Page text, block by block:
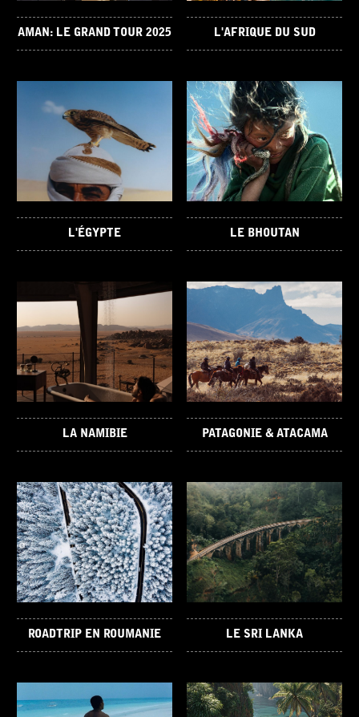
AMAN: LE GRAND TOUR 2025 L'AFRIQUE DU SUD
L'ÉGYPTE LE BHOUTAN
LA NAMIBIE PATAGONIE & ATACAMA
ROADTRIP EN ROUMANIE LE SRI LANKA